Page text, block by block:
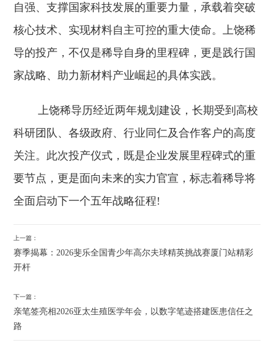
自强、支撑国家科技发展的重要力量，承载着突破
核心技术、实现材料自主可控的重大使命。上饶稀
导的投产，不仅是稀导自身的里程碑，更是践行国
家战略、助力新材料产业崛起的具体实践。
上饶稀导历经近两年规划建设，长期受到高校
科研团队、各级政府、行业同仁及合作客户的高度
关注。此次投产仪式，既是企业发展里程碑式的重
要节点，更是面向未来的实力官宣，标志着稀导将
全面启动下一个五年战略征程!
上一篇：
赛季揭幕：2026斐乐全国青少年高尔夫球精英挑战赛厦门站精彩
开杆
下一篇：
亲笔签亮相2026亚太生殖医学年会，以数字笔迹搭建医患信任之
路